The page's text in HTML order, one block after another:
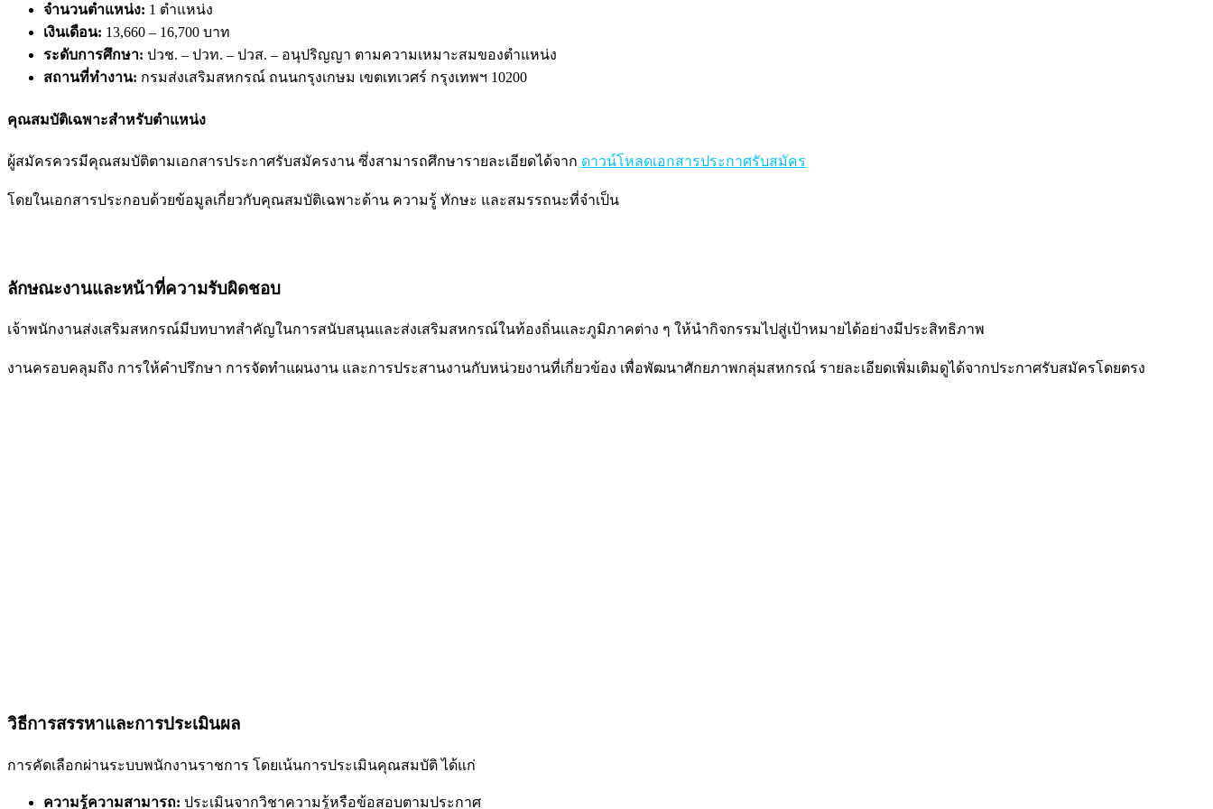
จำนวนตำแหน่ง: 1 ตำแหน่ง
เงินเดือน: 13,660 – 16,700 บาท
ระดับการศึกษา: ปวช. – ปวท. – ปวส. – อนุปริญญา ตามความเหมาะสมของตำแหน่ง
สถานที่ทำงาน: กรมส่งเสริมสหกรณ์ ถนนกรุงเกษม เขตเทเวศร์ กรุงเทพฯ 10200
คุณสมบัติเฉพาะสำหรับตำแหน่ง
ผู้สมัครควรมีคุณสมบัติตามเอกสารประกาศรับสมัครงาน ซึ่งสามารถศึกษารายละเอียดได้จาก ดาวน์โหลดเอกสารประกาศรับสมัคร
โดยในเอกสารประกอบด้วยข้อมูลเกี่ยวกับคุณสมบัติเฉพาะด้าน ความรู้ ทักษะ และสมรรถนะที่จำเป็น
ลักษณะงานและหน้าที่ความรับผิดชอบ
เจ้าพนักงานส่งเสริมสหกรณ์มีบทบาทสำคัญในการสนับสนุนและส่งเสริมสหกรณ์ในท้องถิ่นและภูมิภาคต่าง ๆ ให้นำกิจกรรมไปสู่เป้าหมายได้อย่างมีประสิทธิภาพ
งานครอบคลุมถึง การให้คำปรึกษา การจัดทำแผนงาน และการประสานงานกับหน่วยงานที่เกี่ยวข้อง เพื่อพัฒนาศักยภาพกลุ่มสหกรณ์ รายละเอียดเพิ่มเติมดูได้จากประกาศรับสมัครโดยตรง
วิธีการสรรหาและการประเมินผล
การคัดเลือกผ่านระบบพนักงานราชการ โดยเน้นการประเมินคุณสมบัติ ได้แก่
ความรู้ความสามารถ: ประเมินจากวิชาความรู้หรือข้อสอบตามประกาศ